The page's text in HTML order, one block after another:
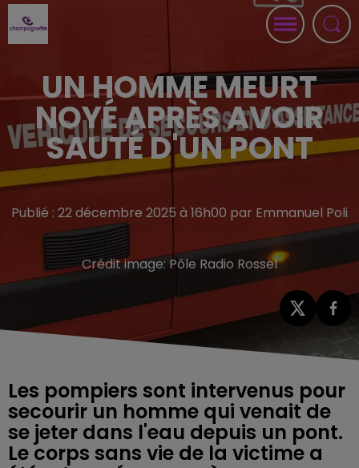
UN HOMME MEURT
NOYÉ APRÈS AVOIR
SAUTÉ D'UN PONT
Publié : 22 décembre 2025 à 16h00 par Emmanuel Poli
Crédit image: Pôle Radio Rossel
Les pompiers sont intervenus pour
secourir un homme qui venait de
se jeter dans l'eau depuis un pont.
Le corps sans vie de la victime a